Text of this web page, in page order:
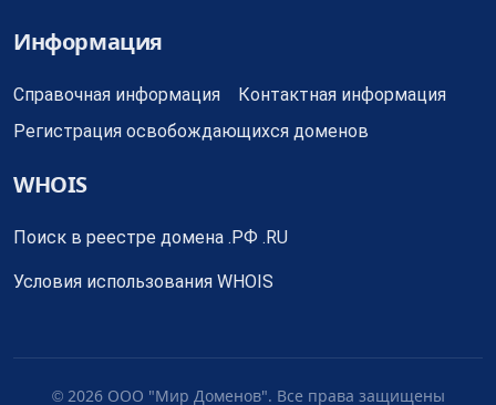
Информация
Справочная информация
Контактная информация
Регистрация освобождающихся доменов
WHOIS
Поиск в реестре домена .РФ .RU
Условия использования WHOIS
© 2026 ООО "Мир Доменов". Все права защищены